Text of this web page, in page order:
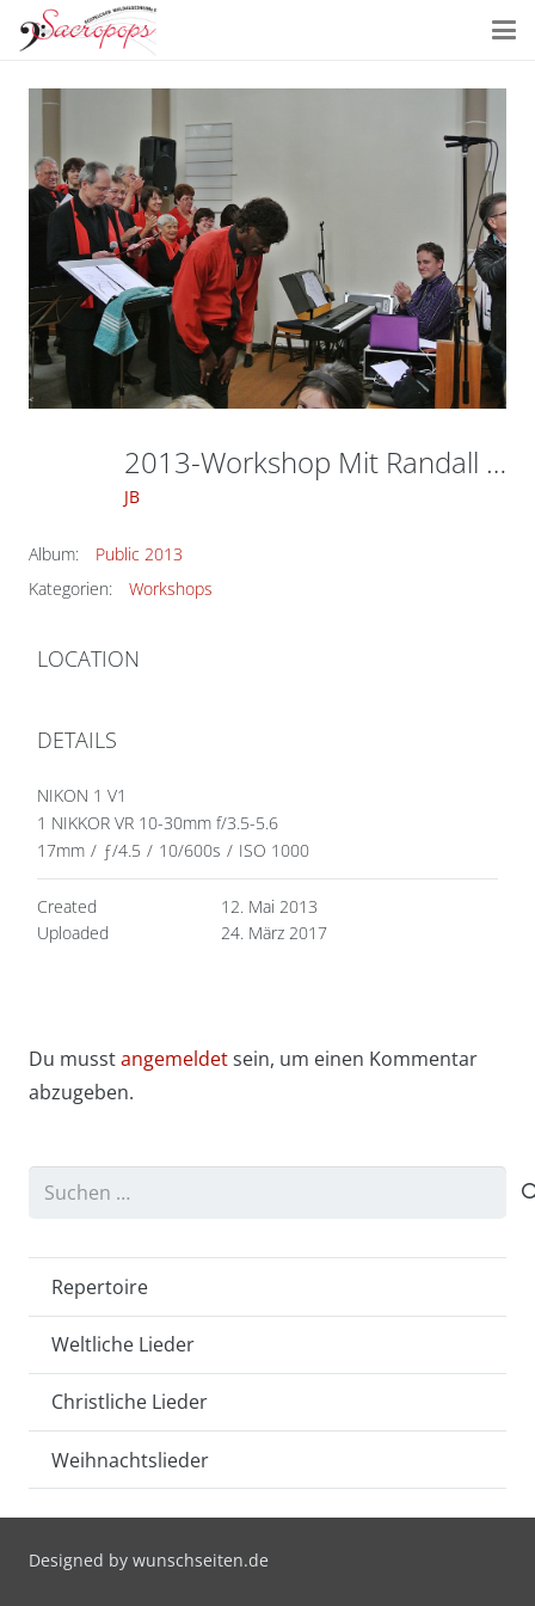
2013-Workshop Mit Randall Taylor-032
JB
Album:
Public 2013
Kategorien:
Workshops
LOCATION
DETAILS
NIKON 1 V1
1 NIKKOR VR 10-30mm f/3.5-5.6
17mm / ƒ/4.5 / 10/600s / ISO 1000
Created
12. Mai 2013
Uploaded
24. März 2017
Du musstangemeldetsein, um einen Kommentar
abzugeben.
Suchen
Repertoire
Weltliche Lieder
Christliche Lieder
Weihnachtslieder
Designed by wunschseiten.de